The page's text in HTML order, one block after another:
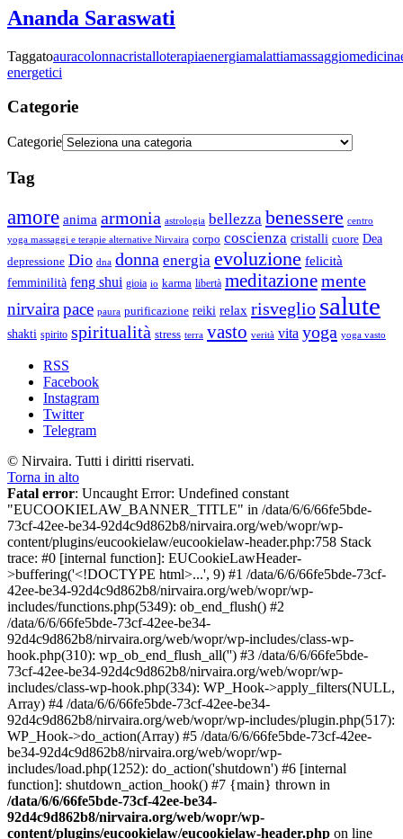
Ananda Saraswati
Taggatoauracolonnacristalloterapiaenergiamalattiamassaggio
energetici
Categorie
Categorie
Tag
amore anima armonia astrologia bellezza benessere centro
yoga massaggi e terapie alternative Nirvaira corpo coscienza cristalli cuore Dea
depressione Dio dna donna energia evoluzione felicità
femminilità feng shui gioia io karma libertà meditazionemente
nirvairapace paura purificazione reiki relax risveglio salute
shakti spirito spiritualità stress terra vasto verità vita yoga yoga vasto
RSS
Facebook
Instagram
Twitter
Telegram
© Nirvaira. Tutti i diritti riservati.
Torna in alto
Fatal error: Uncaught Error: Undefined constant
"EUCOOKIELAW_BANNER_TITLE" in /data/6/6/66fe5bde-
73cf-42ee-be34-92d4c9d862b8/nirvaira.org/web/wopr/wp-
content/plugins/eucookielaw/eucookielaw-header.php:758 Stack
trace: #0 [internal function]: EUCookieLawHeader-
>buffering('<!DOCTYPE html>...', 9) #1 /data/6/6/66fe5bde-73cf-
42ee-be34-92d4c9d862b8/nirvaira.org/web/wopr/wp-
includes/functions.php(5349): ob_end_flush() #2
/data/6/6/66fe5bde-73cf-42ee-be34-
92d4c9d862b8/nirvaira.org/web/wopr/wp-includes/class-wp-
hook.php(310): wp_ob_end_flush_all('') #3 /data/6/6/66fe5bde-
73cf-42ee-be34-92d4c9d862b8/nirvaira.org/web/wopr/wp-
includes/class-wp-hook.php(334): WP_Hook->apply_filters(NULL,
Array) #4 /data/6/6/66fe5bde-73cf-42ee-be34-
92d4c9d862b8/nirvaira.org/web/wopr/wp-includes/plugin.php(517):
WP_Hook->do_action(Array) #5 /data/6/6/66fe5bde-73cf-42ee-
be34-92d4c9d862b8/nirvaira.org/web/wopr/wp-
includes/load.php(1252): do_action('shutdown') #6 [internal
function]: shutdown_action_hook() #7 {main} thrown in
/data/6/6/66fe5bde-73cf-42ee-be34-
92d4c9d862b8/nirvaira.org/web/wopr/wp-
content/plugins/eucookielaw/eucookielaw-header.php on line